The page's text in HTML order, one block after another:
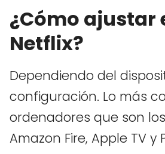
¿Cómo ajustar
Netflix?
Dependiendo del
configuración. Lo más
ordenadores que son
Amazon Fire, Apple TV y